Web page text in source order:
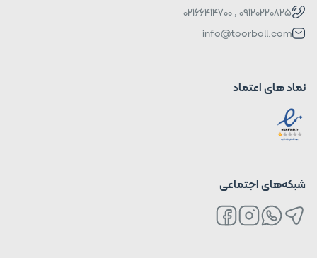
09120220825 , 02166414700
info@toorball.com
نماد های اعتماد
شبکه‌های اجتماعی